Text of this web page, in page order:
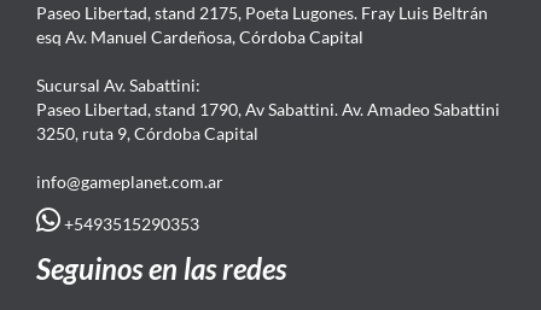
Paseo Libertad, stand 2175, Poeta Lugones. Fray Luis Beltrán
esq Av. Manuel Cardeñosa, Córdoba Capital
Sucursal Av. Sabattini:
Paseo Libertad, stand 1790, Av Sabattini. Av. Amadeo Sabattini
3250, ruta 9, Córdoba Capital
info@gameplanet.com.ar
+5493515290353
Seguinos en las redes